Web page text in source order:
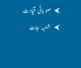
صوبائی قیادت
شعبہ جات